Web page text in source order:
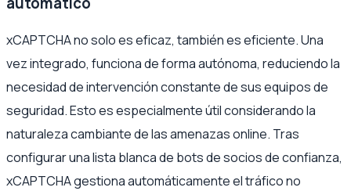
xCAPTCHA no solo es eficaz, también es eficiente. Una
vez integrado, funciona de forma autónoma, reduciendo la
necesidad de intervención constante de sus equipos de
seguridad. Esto es especialmente útil considerando la
naturaleza cambiante de las amenazas online. Tras
configurar una lista blanca de bots de socios de confianza,
xCAPTCHA gestiona automáticamente el tráfico no